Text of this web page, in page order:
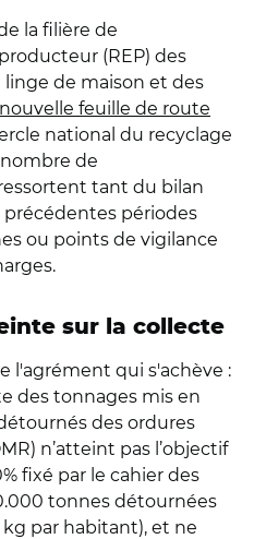
la filière de
(REP) des
de maison et des
nouvelle feuille de route
national du recyclage
de
tant du bilan
précédentes périodes
ou points de vigilance
sur la collecte
l'agrément qui s'achève :
des tonnages mis en
des ordures
n’atteint pas l’objectif
fixé par le cahier des
tonnes détournées
kg par habitant), et ne